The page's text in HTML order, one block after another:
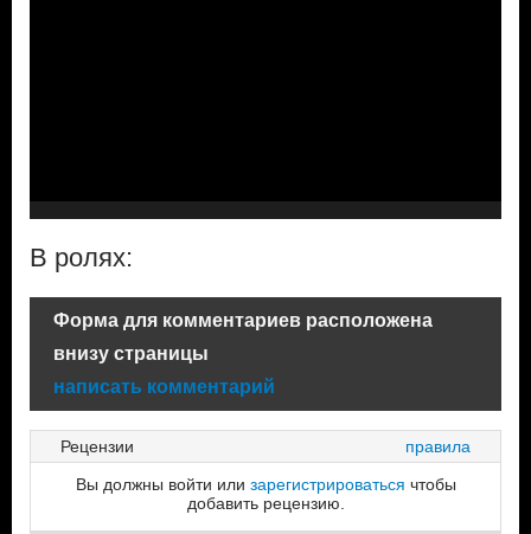
В ролях:
Форма для комментариев расположена
внизу страницы
написать комментарий
Рецензии
правила
Вы должны войти или зарегистрироваться чтобы
добавить рецензию.